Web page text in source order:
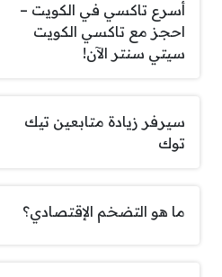
أسرع تاكسي في الكويت –
احجز مع تاكسي الكويت
سيتي سنتر الآن!
سيرفر زيادة متابعين تيك
توك
ما هو التضخم الإقتصادي؟